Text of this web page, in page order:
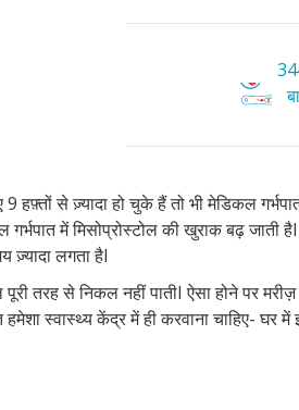
9 हफ़्तों से ज़्यादा हो चुके हैं तो भी मेडिकल
गर्भपात में मिसोप्रोस्टोल की खुराक बढ़
ज़्यादा लगता हैI
पूरी तरह से निकल नहीं पातीI ऐसा होने पर
हमेशा स्वास्थ्य केंद्र में ही करवाना चाहिए-